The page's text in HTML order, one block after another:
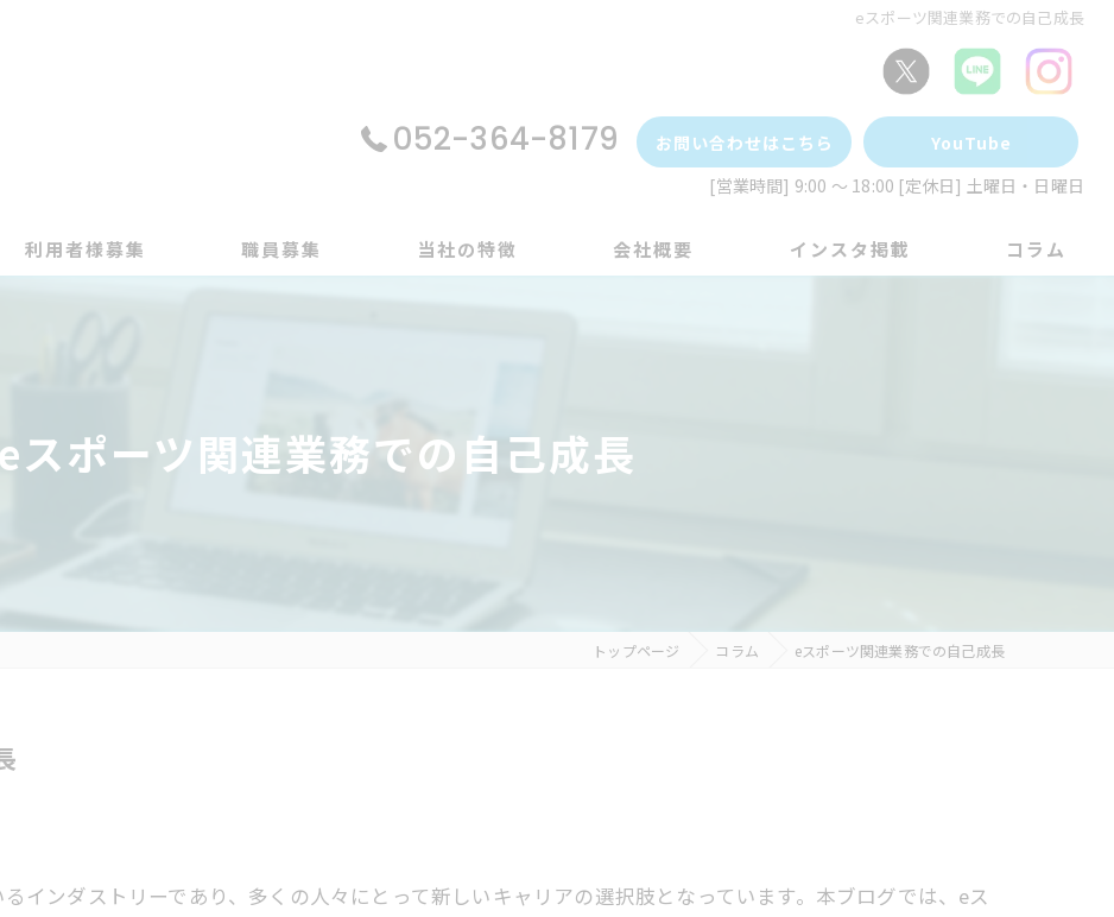
eスポーツ関連業務での自己成長
052-364-8179 お問い合わせはこちら
YouTube
[営業時間] 9:00 ～ 18:00 [定休日] 土曜日・日曜日
利用者様募集 職員募集 当社の特徴
動画編集
会社概要 インスタ掲載 コラム
eスポーツ関連業務での自己成長
トップページ コラム eスポーツ関連業務での自己成長
インダストリーであり、多くの人々にとって新しいキャリアの選択肢となっています。本ブログでは、eス